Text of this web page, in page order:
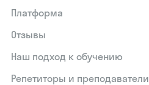
Платформа
Отзывы
Наш подход к обучению
Репетиторы и преподаватели